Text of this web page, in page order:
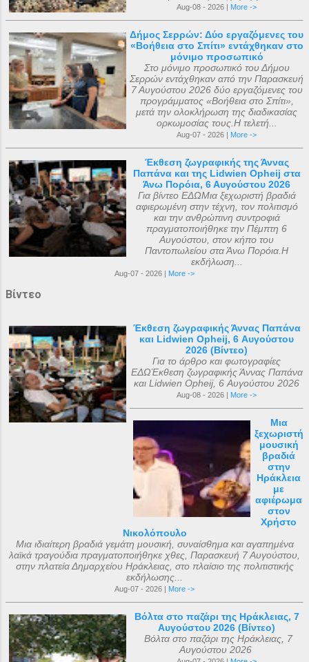
Aug-08 - 2026 | More ->
Δήμος Σερρών: Δύο εργαζόμενες του
«Βοήθεια στο Σπίτι» εντάχθηκαν στο
μόνιμο προσωπικό
Στο μόνιμο προσωπικό του Δήμου
Σερρών εντάχθηκαν από την Παρασκευή
7 Αυγούστου 2026 δύο εργαζόμενες του
προγράμματος «Βοήθεια στο Σπίτι»,
μετά την ολοκλήρωση της διαδικασίας
ορκωμοσίας τους.Η τελετή...
Aug-07 - 2026 | More ->
Έκθεση ζωγραφικής της Άννας
Παπάνα και της Lidwien Opheij στα
Άνω Πορόια, 6 Αυγούστου 2026
Για βίντεο ΕΔΩΜια ξεχωριστή βραδιά
αφιερωμένη στην τέχνη, τον πολιτισμό
και την ανθρώπινη συντροφιά
πραγματοποιήθηκε την Πέμπτη 6
Αυγούστου, στον κήπο του
Παντοπωλείου στα Άνω Πορόια.Η
εκδήλωση...
Aug-07 - 2026 | More ->
Βίντεο
Έκθεση ζωγραφικής Άννας Παπάνα
και Lidwien Opheij, 6 Αυγούστου
2026 (Βίντεο)
Για το άρθρο και φωτογραφίες
ΕΔΩΈκθεση ζωγραφικής Άννας Παπάνα
και Lidwien Opheij, 6 Αυγούστου 2026
Aug-08 - 2026 | More ->
Μια
ξεχωριστή
μουσική
βραδιά
στην
Ηράκλεια
με
αφιέρωμα
στον
Χρήστο
Νικολόπουλο
Μια ιδιαίτερη βραδιά γεμάτη μουσική, συναίσθημα και αγαπημένα
λαϊκά τραγούδια πραγματοποιήθηκε χθες, Παρασκευή 7 Αυγούστου,
στην πλατεία Δημαρχείου Ηράκλειας, στο πλαίσιο της πολιτιστικής
εκδήλωσης...
Aug-07 - 2026 | More ->
Βόλτα στο παζάρι της Ηράκλειας, 7
Αυγούστου 2026 (Βίντεο)
Βόλτα στο παζάρι της Ηράκλειας, 7
Αυγούστου 2026